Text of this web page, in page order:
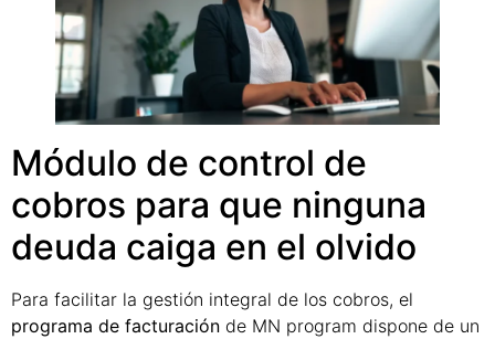
Módulo de control de
cobros para que ninguna
deuda caiga en el olvido
Para facilitar la gestión integral de los cobros, el
programa de facturación de MN program dispone de un